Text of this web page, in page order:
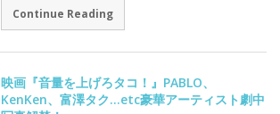
Continue Reading
映画『音量を上げろタコ！』PABLO、
KenKen、富澤タク…etc豪華アーティスト劇中